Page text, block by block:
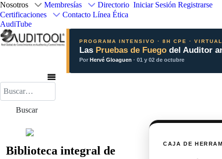
Nosotros Membresías
Directorio
Certificaciones
Contacto Línea Ética
AudiTube
Iniciar Sesión Registrarse
PROGRAMA INTENSIVO · 8H CPE ·
Las Pruebas de Fuego del Auditor
PorHervé Gloaguen · 01 y 02 de octubre
Buscar
Buscar
Biblioteca integral de
CAJA DE